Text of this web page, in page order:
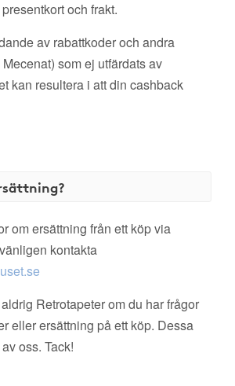
och frakt.
av rabattkoder och andra
som ej utfärdats av
kan resultera i att din cashback
om ersättning från ett köp via
kontakta
Retrotapeter om du har frågor
eller ersättning på ett köp. Dessa
oss. Tack!